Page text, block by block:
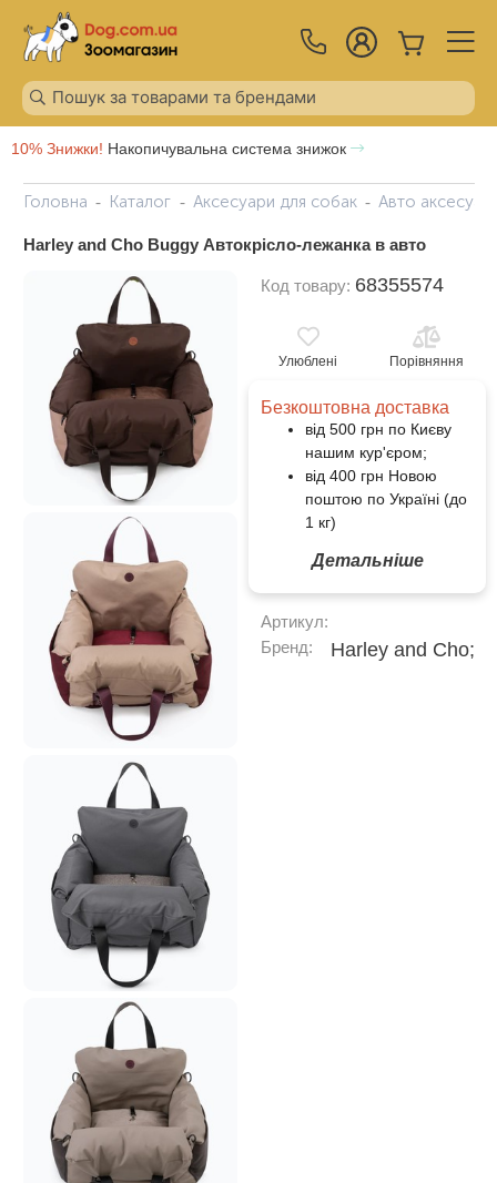
10% Знижки! Накопичувальна система знижок
Головна Каталог Аксесуари для собак Авто
Harley and Cho Buggy Автокрісло-лежанка в авто
Код товару: 68355574
Улюблені Порівняння
Безкоштовна доставка
від 500 грн по Києву
нашим кур'єром;
від 400 грн Новою
поштою по Україні (до
1 кг)
Детальніше
Артикул:
Бренд:
Harley and Cho;